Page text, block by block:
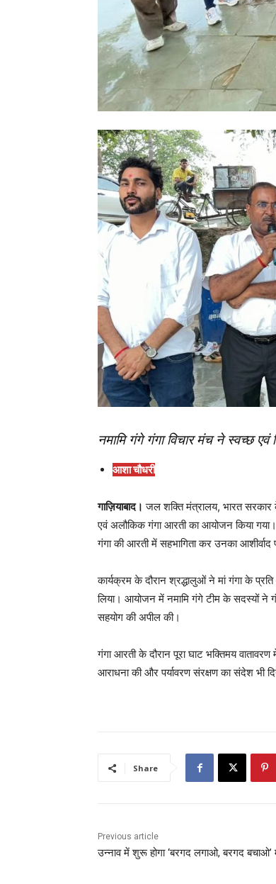
नमामि गंगे गंगा विचार मंच ने स्वच्छ एवं
आशा चौधरी
गाज़ियाबाद। जल शक्ति मंत्रालय, भारत
एवं अलौकिक गंगा आरती का आयोजन किया गया।
गंगा की आरती में सहभागिता कर उनका आशीर्वाद
कार्यक्रम के दौरान श्रद्धालुओं ने मां गंगा के
लिया। आयोजन में नमामि गंगे टीम के सदस्यों
सहयोग की अपील की।
गंगा आरती के दौरान पूरा घाट भक्तिमय
आराधना की और पर्यावरण संरक्षण का संदेश भी
Share
Previous article
उन्नाव में शुरू होगा ‘बरगद लगाओ, बरगद बचाओ’